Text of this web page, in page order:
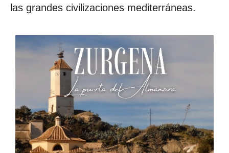
las grandes civilizaciones mediterráneas.